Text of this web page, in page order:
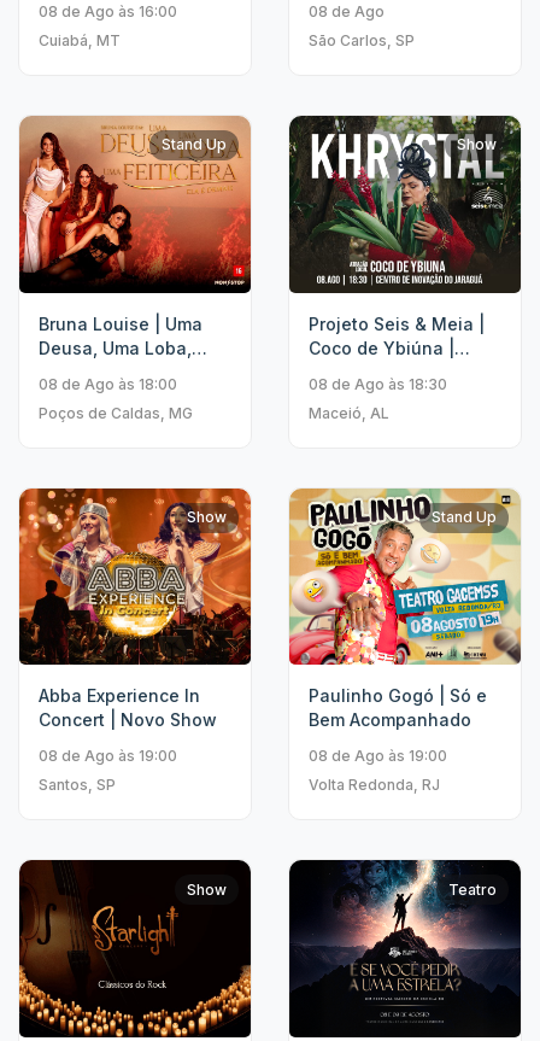
08 de Ago às 16:00
Cuiabá, MT
08 de Ago
São Carlos, SP
Stand Up
Bruna Louise | Uma
Deusa, Uma Loba,
08 de Ago às 18:00
Poços de Caldas, MG
Show
Projeto Seis & Meia |
Coco de Ybiúna |
08 de Ago às 18:30
Maceió, AL
Show
Abba Experience In
Concert | Novo Show
08 de Ago às 19:00
Santos, SP
Stand Up
Paulinho Gogó | Só e
Bem Acompanhado
08 de Ago às 19:00
Volta Redonda, RJ
Show Teatro